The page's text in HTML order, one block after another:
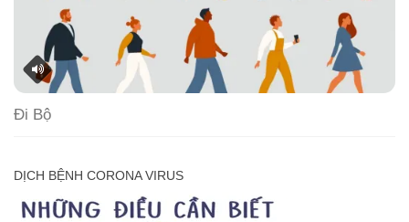
Đi Bộ
DỊCH BỆNH CORONA VIRUS